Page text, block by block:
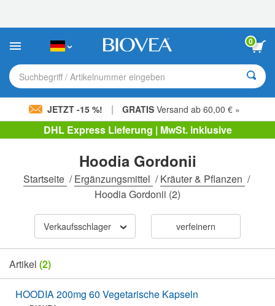
Sie:
Website
ein
Barrierefreiheitssystem.
0
Suchbegriff / Artikelnummer eingeben
JETZT -15 %! | GRATIS Versand ab 60,00 € »
DHL Express Lieferung | MwSt. inklusive
Hoodia Gordonii
Startseite /Ergänzungsmittel /Kräuter & Pflanzen /
Hoodia Gordonii (2)
Verkaufsschlager verfeinern
Artikel (2)
HOODIA 200mg 60 Vegetarische Kapseln